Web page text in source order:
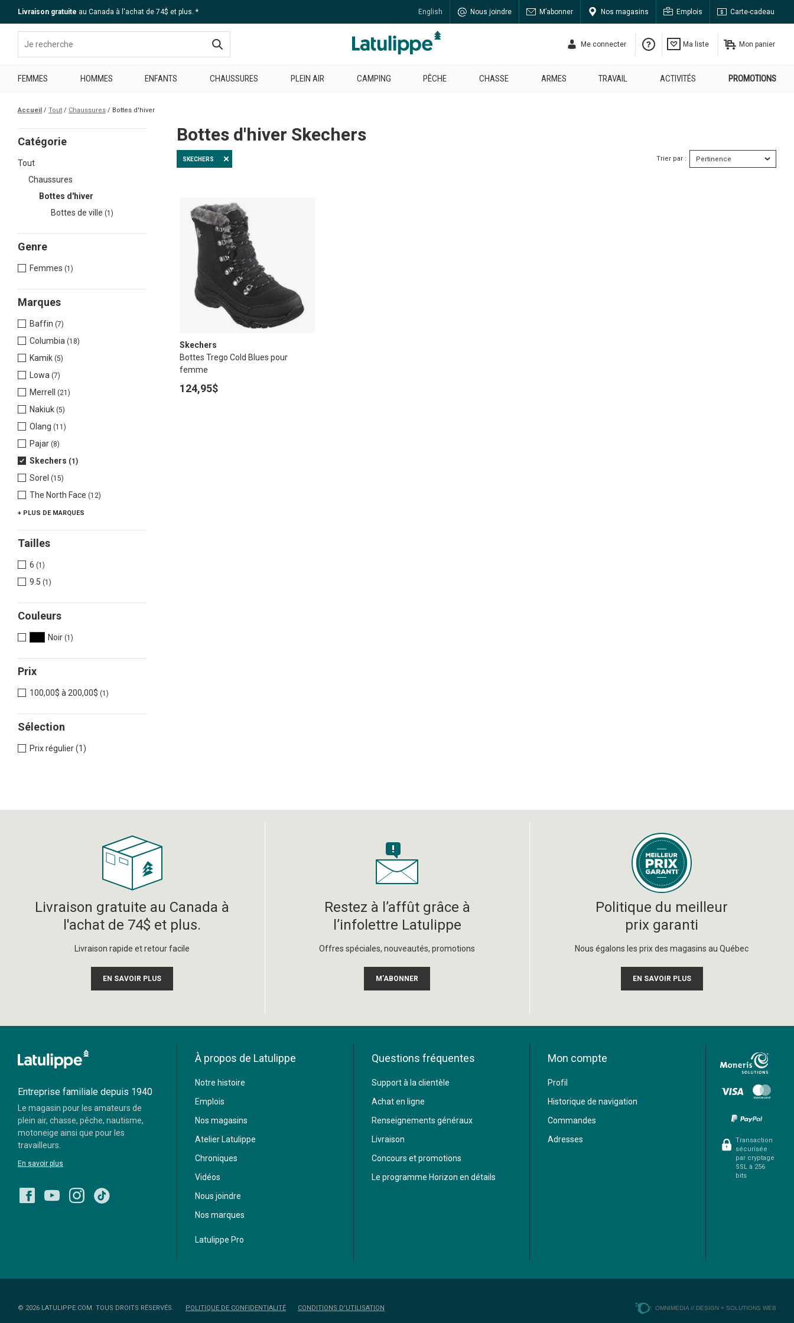
Livraison gratuite au Canada à l'achat de 74$ et plus. * English Nous joindre M’abonner Nos magasins Emplois Carte-cadeau
Me connecter
Aide Ma liste Mon panier
FEMMES HOMMES ENFANTS CHAUSSURES PLEIN AIR CAMPING PÊCHE CHASSE ARMES TRAVAIL ACTIVITÉS PROMOTIONS
Accueil Tout Chaussures Bottes d'hiver
Catégorie
Tout
Chaussures
Bottes d'hiver
Bottes de ville (1)
Genre
Femmes (1)
Marques
Baffin (7)
Columbia (18)
Kamik (5)
Lowa (7)
Merrell (21)
Nakiuk (5)
Olang (11)
Pajar (8)
Skechers (1)
Sorel (15)
The North Face (12)
+ PLUS DE MARQUES
Tailles
6 (1)
9.5 (1)
Couleurs
Noir (1)
Prix
100,00$ à 200,00$ (1)
Sélection
Prix régulier (1)
Bottes d'hiver Skechers
Trier par :
SKECHERS
Skechers
Bottes Trego Cold Blues pour
femme
124,95$
Livraison gratuite au Canada à
l'achat de 74$ et plus.
Livraison rapide et retour facile
EN SAVOIR PLUS
Restez à l’affût grâce à
l’infolettre Latulippe
Offres spéciales, nouveautés, promotions
M’ABONNER
Politique du meilleur
prix garanti
Nous égalons les prix des magasins au Québec
EN SAVOIR PLUS
Visa Mastercard
Transaction
sécurisée
par cryptage
SSL à 256
bits
Entreprise familiale depuis 1940
Le magasin pour les amateurs de
plein air, chasse, pêche, nautisme,
motoneige ainsi que pour les
travailleurs.
En savoir plus
À propos de Latulippe
Notre histoire
Emplois
Nos magasins
Atelier Latulippe
Chroniques
Vidéos
Nous joindre
Nos marques
Latulippe Pro
Questions fréquentes
Support à la clientèle
Achat en ligne
Renseignements généraux
Livraison
Concours et promotions
Le programme Horizon en détails
Mon compte
Profil
Historique de navigation
Commandes
Adresses
© 2026 LATULIPPE.COM. TOUS DROITS RÉSERVÉS. POLITIQUE DE CONFIDENTIALITÉ CONDITIONS D’UTILISATION OMNIMEDIA // DESIGN + SOLUTIONS WEB